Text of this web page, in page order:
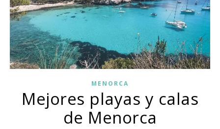
MENORCA
Mejores playas y calas
de Menorca